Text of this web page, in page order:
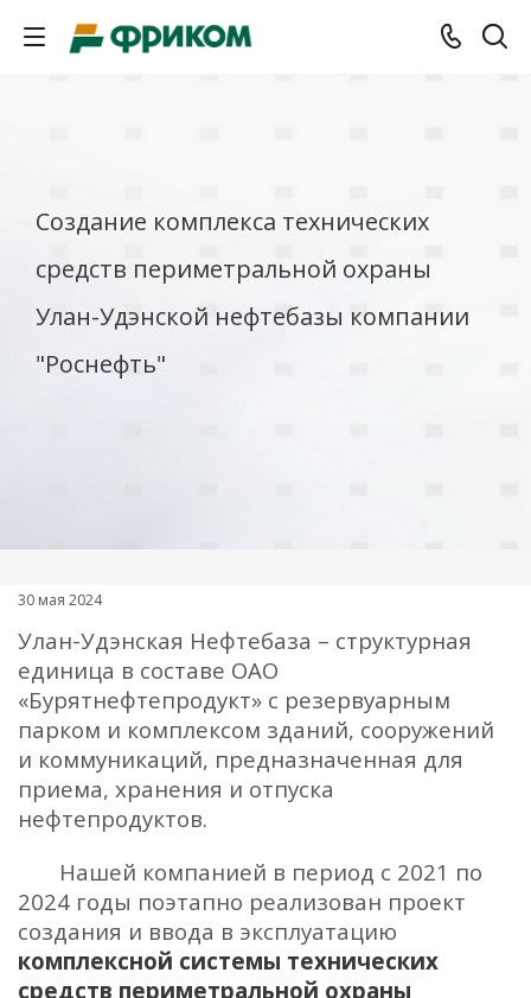
Создание комплекса технических
средств периметральной охраны
Улан-Удэнской нефтебазы компании
"Роснефть"
30 мая 2024
Улан-Удэнская Нефтебаза – структурная
единица в составе ОАО
«Бурятнефтепродукт» с резервуарным
парком и комплексом зданий, сооружений
и коммуникаций, предназначенная для
приема, хранения и отпуска
нефтепродуктов.
Нашей компанией в период с 2021 по
2024 годы поэтапно реализован проект
создания и ввода в эксплуатацию
комплексной системы технических
средств периметральной охраны